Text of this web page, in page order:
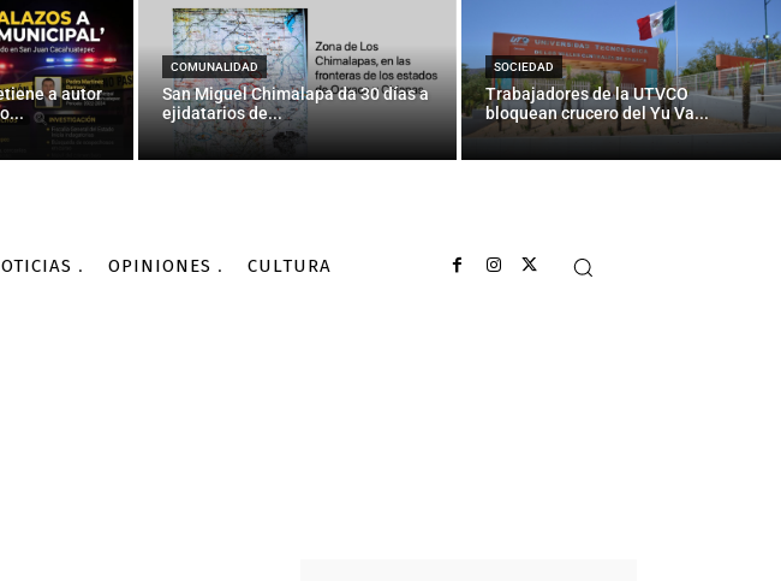
a autor
COMUNALIDAD
San Miguel Chimalapa da 30 días a
ejidatarios de...
SOCIEDAD
Trabajadores de la UTVCO
bloquean crucero del Yu Va...
OPINIONES CULTURA
- 07/09/2016